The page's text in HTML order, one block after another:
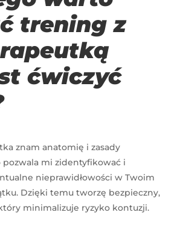
trening z
ćwiczyć
znam anatomię i zasady
mi zidentyfikować i
nieprawidłowości w Twoim
Dzięki temu tworzę bezpieczny,
minimalizuje ryzyko kontuzji.